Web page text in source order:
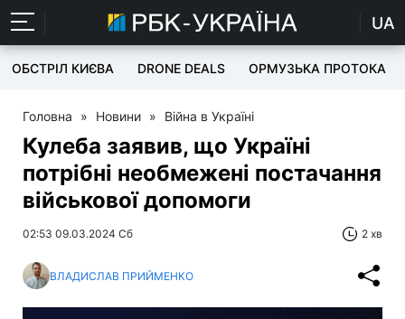
UA
ОБСТРІЛ КИЄВА DRONE DEALS ОРМУЗЬКА ПРОТОКА
Головна » Новини » Війна в Україні
Кулеба заявив, що Україні
потрібні необмежені постачання
військової допомоги
02:53 09.03.2024 Сб 2 хв
ВЛАДИСЛАВ ПРИЙМЕНКО